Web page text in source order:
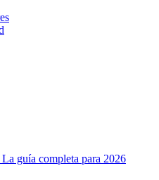
guía completa para 2026